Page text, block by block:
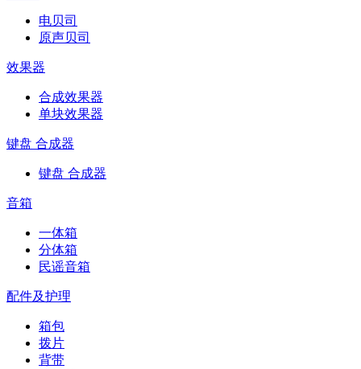
电贝司
原声贝司
效果器
合成效果器
单块效果器
键盘 合成器
键盘 合成器
音箱
一体箱
分体箱
民谣音箱
配件及护理
箱包
拨片
背带